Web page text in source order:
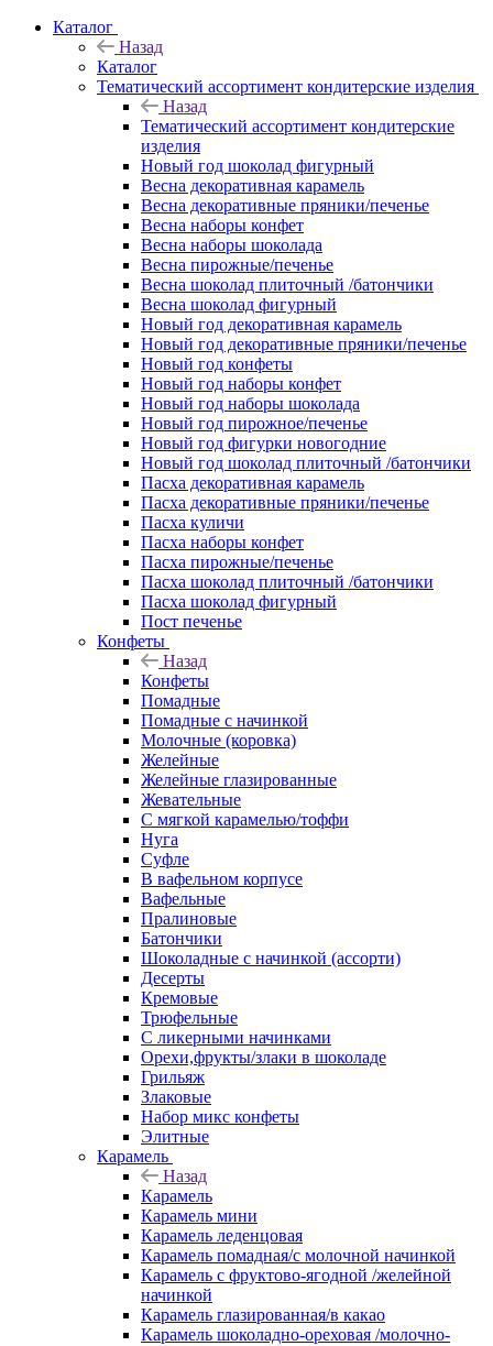
Каталог
Назад
Каталог
Тематический ассортимент кондитерские изделия
Назад
Тематический ассортимент кондитерские
изделия
Новый год шоколад фигурный
Весна декоративная карамель
Весна декоративные пряники/печенье
Весна наборы конфет
Весна наборы шоколада
Весна пирожные/печенье
Весна шоколад плиточный /батончики
Весна шоколад фигурный
Новый год декоративная карамель
Новый год декоративные пряники/печенье
Новый год конфеты
Новый год наборы конфет
Новый год наборы шоколада
Новый год пирожное/печенье
Новый год фигурки новогодние
Новый год шоколад плиточный /батончики
Пасха декоративная карамель
Пасха декоративные пряники/печенье
Пасха куличи
Пасха наборы конфет
Пасха пирожные/печенье
Пасха шоколад плиточный /батончики
Пасха шоколад фигурный
Пост печенье
Конфеты
Назад
Конфеты
Помадные
Помадные с начинкой
Молочные (коровка)
Желейные
Желейные глазированные
Жевательные
С мягкой карамелью/тоффи
Нуга
Суфле
В вафельном корпусе
Вафельные
Пралиновые
Батончики
Шоколадные с начинкой (ассорти)
Десерты
Кремовые
Трюфельные
С ликерными начинками
Орехи,фрукты/злаки в шоколаде
Грильяж
Злаковые
Набор микс конфеты
Элитные
Карамель
Назад
Карамель
Карамель мини
Карамель леденцовая
Карамель помадная/с молочной начинкой
Карамель с фруктово-ягодной /желейной
начинкой
Карамель глазированная/в какао
Карамель шоколадно-ореховая /молочно-